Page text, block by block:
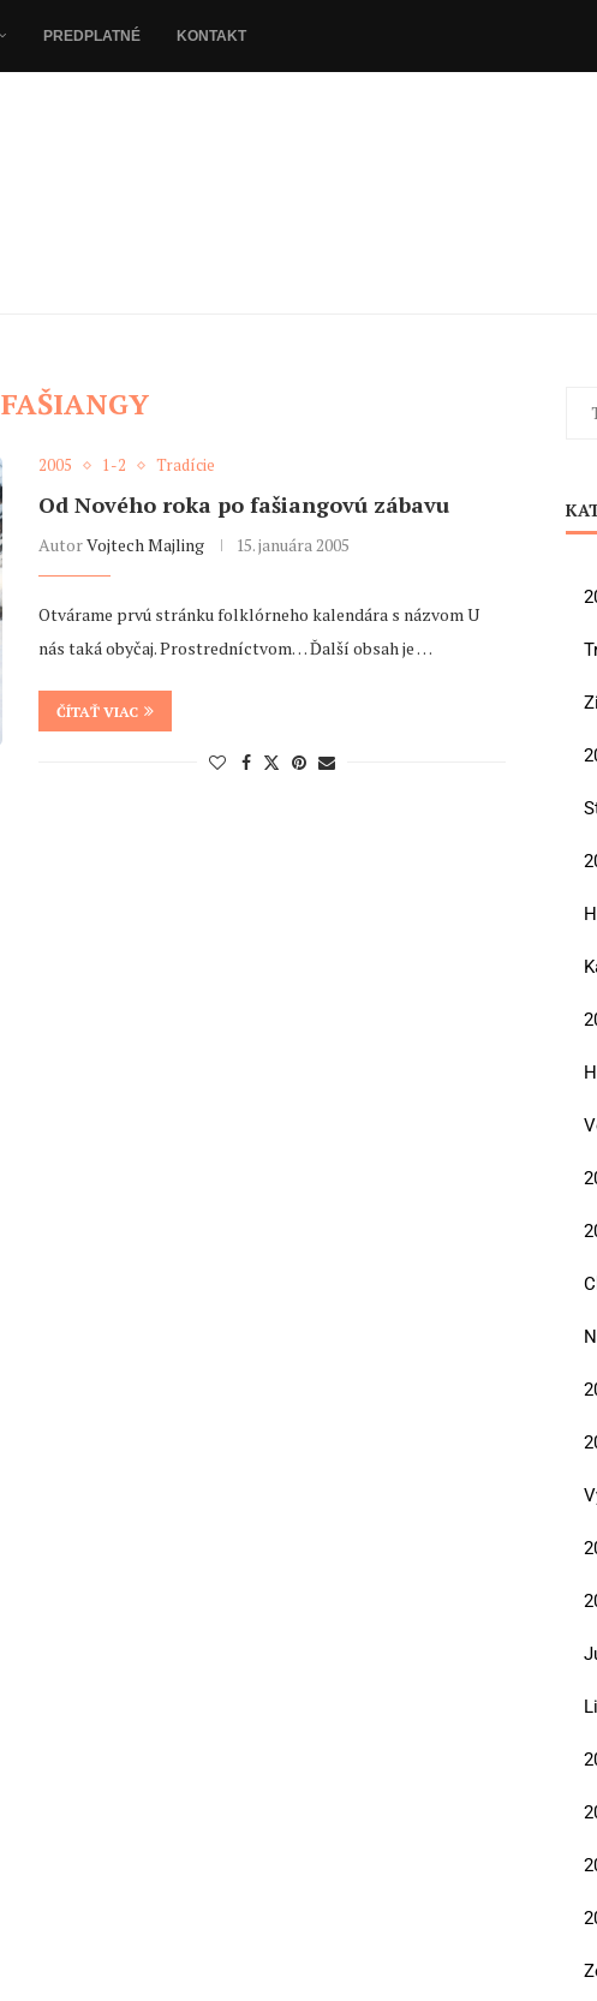
PREDPLATNÉ KONTAKT
FAŠIANGY
2005 1-2 Tradície
Od Nového roka po fašiangovú zábavu
AutorVojtech Majling 15. januára 2005
Otvárame prvú stránku folklórneho kalendára s názvom U
nás taká obyčaj. Prostredníctvom… Ďalší obsah je …
ČÍTAŤ VIAC